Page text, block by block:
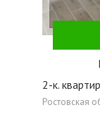
2-к.
Ростовская